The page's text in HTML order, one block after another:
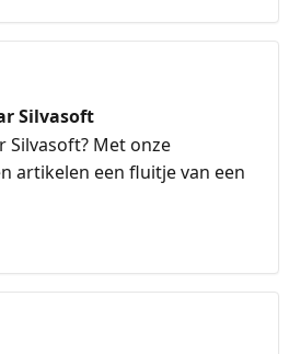
Silvasoft
Silvasoft? Met onze
artikelen een fluitje van een